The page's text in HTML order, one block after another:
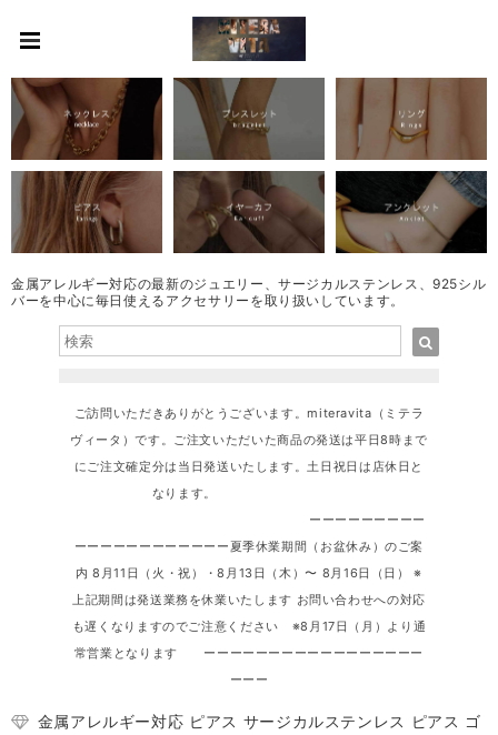
金属アレルギー対応の最新のジュエリー、サージカルステンレス、925シル
バーを中心に毎日使えるアクセサリーを取り扱いしています。
ご訪問いただきありがとうございます。miteravita（ミテラ
ヴィータ）です。ご注文いただいた商品の発送は平日8時まで
にご注文確定分は当日発送いたします。土日祝日は店休日と
なります。
ーーーーーーーーー
ーーーーーーーーーーーー夏季休業期間（お盆休み）のご案
内 8月11日（火・祝）・8月13日（木）〜 8月16日（日） ※
上記期間は発送業務を休業いたします お問い合わせへの対応
も遅くなりますのでご注意ください ※8月17日（月）より通
常営業となります ーーーーーーーーーーーーーーーーー
ーーー
金属アレルギー対応 ピアス サージカルステンレス ピアス ゴ